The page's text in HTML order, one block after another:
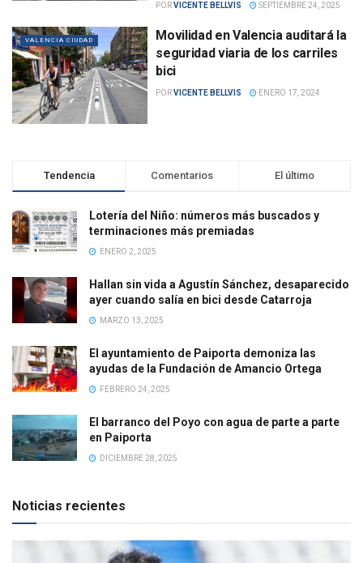
PORVICENTE BELLVIS SEPTIEMBRE 24, 2025
VALENCIA CIUDAD
Movilidad en Valencia auditará la
seguridad viaria de los carriles
bici
PORVICENTE BELLVIS ENERO 17, 2024
Tendencia Comentarios El último
Lotería del Niño: números más buscados y
terminaciones más premiadas
ENERO 2, 2025
Hallan sin vida a Agustín Sánchez, desaparecido
ayer cuando salía en bici desde Catarroja
MARZO 13, 2025
El ayuntamiento de Paiporta demoniza las
ayudas de la Fundación de Amancio Ortega
FEBRERO 24, 2025
El barranco del Poyo con agua de parte a parte
en Paiporta
DICIEMBRE 28, 2025
Noticias recientes